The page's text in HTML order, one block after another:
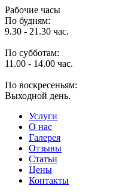
Рабочие часы
По будням:
9.30 - 21.30 час.
По субботам:
11.00 - 14.00 час.
По воскресеньям:
Выходной день.
Услуги
O нас
Галерея
Отзывы
Статьи
Цены
Контакты